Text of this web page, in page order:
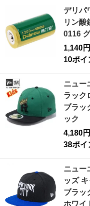
デリパ
リン酸
0116
1,140
10ポイ
ニュー
ラック
ブラッ
ック
4,180
38ポイ
ニュー
ッズ
ブラッ
ホワイ